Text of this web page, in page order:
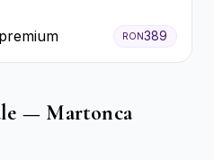
RON389
— Martonca